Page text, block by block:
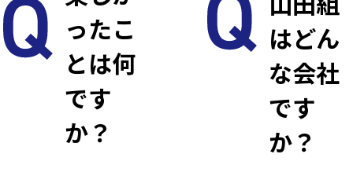
ったこ
とは何
です
か？
はどん
な会社
です
か？